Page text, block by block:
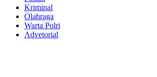
Kriminal
Olahraga
Warta Polri
Advetorial